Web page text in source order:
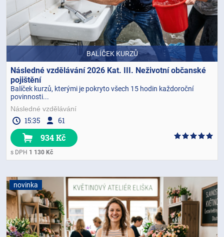
BALÍČEK KURZŮ
Následné vzdělávání 2026 Kat. III. Neživotní občanské
pojištění
Balíček kurzů, kterými je pokryto všech 15 hodin každoroční
povinnosti...
Následné vzdělávání
15:35 61
934 Kč
s DPH 1 130 Kč
novinka